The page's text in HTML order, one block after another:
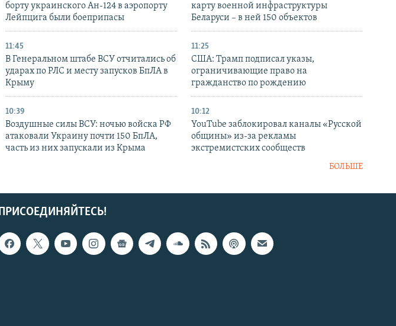
борту украинского Ан-124 в аэропорту
Лейпцига были боеприпасы
карту военной инфраструктуры
Беларуси – в ней 150 объектов
11:45
В Генеральном штабе ВСУ отчитались об
ударах по РЛС и месту запусков БпЛА в
Крыму
11:25
США: Трамп подписал указы,
ограничивающие право на
гражданство по рождению
10:39
Воздушные силы ВСУ: ночью войска РФ
атаковали Украину почти 150 БпЛА,
часть из них запускали из Крыма
10:12
YouTube заблокировал каналы «Русской
общины» из-за рекламы
экстремистских сообществ
БОЛЬШЕ
ПРИСОЕДИНЯЙТЕСЬ!